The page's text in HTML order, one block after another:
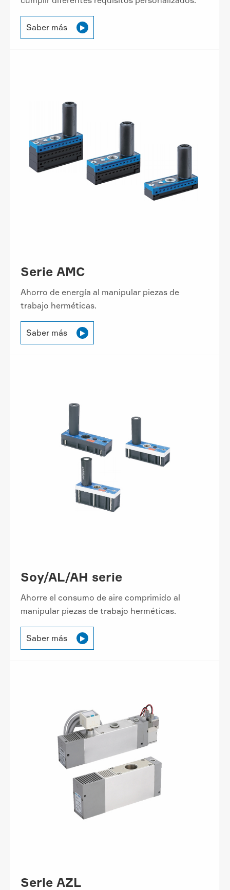
Saber más 
Serie AMC
Ahorro de energía al manipular piezas de
trabajo herméticas.
Saber más 
Soy/AL/AH serie
Ahorre el consumo de aire comprimido al
manipular piezas de trabajo herméticas.
Saber más 
Serie AZL